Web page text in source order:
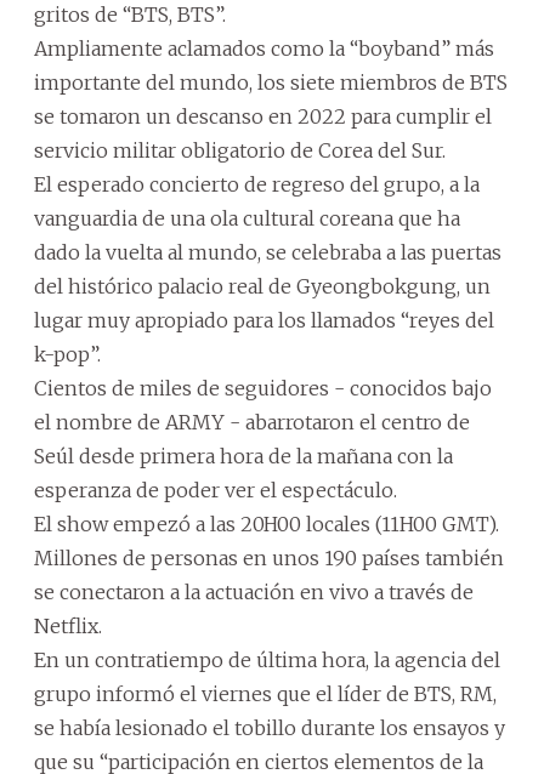
gritos de “BTS, BTS”.
Ampliamente aclamados como la “boyband” más
importante del mundo, los siete miembros de BTS
se tomaron un descanso en 2022 para cumplir el
servicio militar obligatorio de Corea del Sur.
El esperado concierto de regreso del grupo, a la
vanguardia de una ola cultural coreana que ha
dado la vuelta al mundo, se celebraba a las puertas
del histórico palacio real de Gyeongbokgung, un
lugar muy apropiado para los llamados “reyes del
k-pop”.
Cientos de miles de seguidores - conocidos bajo
el nombre de ARMY - abarrotaron el centro de
Seúl desde primera hora de la mañana con la
esperanza de poder ver el espectáculo.
El show empezó a las 20H00 locales (11H00 GMT).
Millones de personas en unos 190 países también
se conectaron a la actuación en vivo a través de
Netflix.
En un contratiempo de última hora, la agencia del
grupo informó el viernes que el líder de BTS, RM,
se había lesionado el tobillo durante los ensayos y
que su “participación en ciertos elementos de la